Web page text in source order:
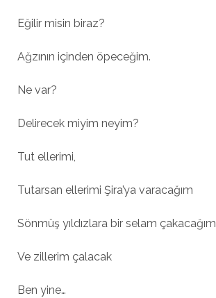
Eğilir misin biraz?
Ağzının içinden öpeceğim.
Ne var?
Delirecek miyim neyim?
Tut ellerimi,
Tutarsan ellerimi Şira’ya varacağım
Sönmüş yıldızlara bir selam çakacağım
Ve zillerim çalacak
Ben yine…